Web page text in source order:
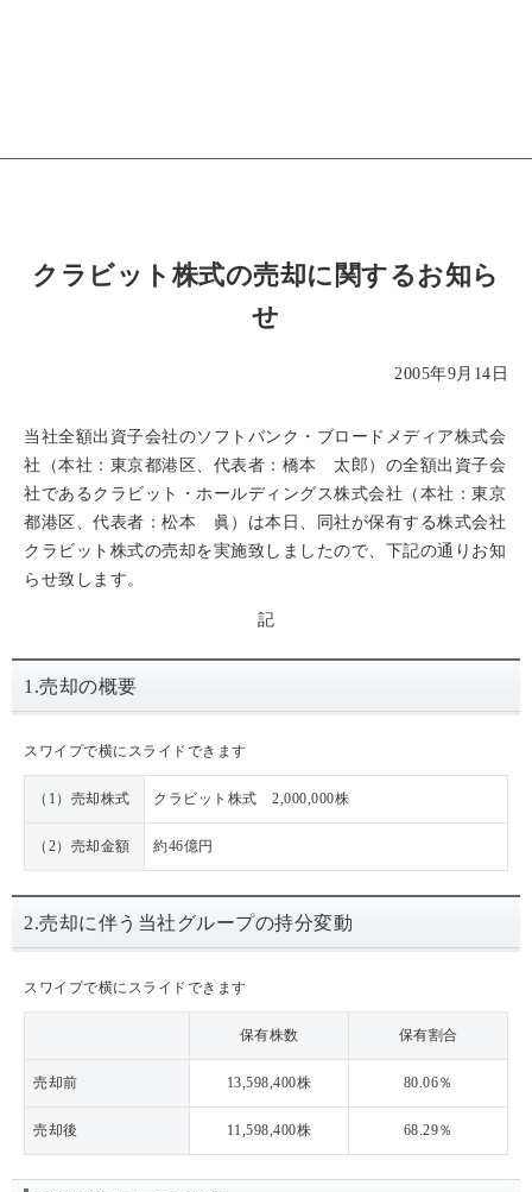
クラビット株式の売却に関するお知ら
せ
2005年9月14日
当社全額出資子会社のソフトバンク・ブロードメディア株式会
社（本社：東京都港区、代表者：橋本 太郎）の全額出資子会
社であるクラビット・ホールディングス株式会社（本社：東京
都港区、代表者：松本 眞）は本日、同社が保有する株式会社
クラビット株式の売却を実施致しましたので、下記の通りお知
らせ致します。
記
1.売却の概要
スワイプで横にスライドできます
（1）売却株式 クラビット株式 2,000,000株
（2）売却金額 約46億円
2.売却に伴う当社グループの持分変動
スワイプで横にスライドできます
保有株数 保有割合
売却前 13,598,400株 80.06％
売却後 11,598,400株 68.29％